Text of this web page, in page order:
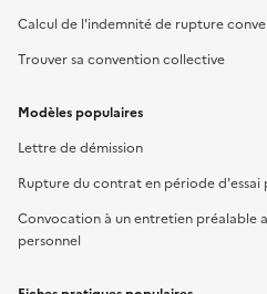
Calcul de l'indemnité de rupture
Trouver sa convention collective
Modèles populaires
Lettre de démission
Rupture du contrat en période d'essai
Convocation à un entretien préalable
personnel